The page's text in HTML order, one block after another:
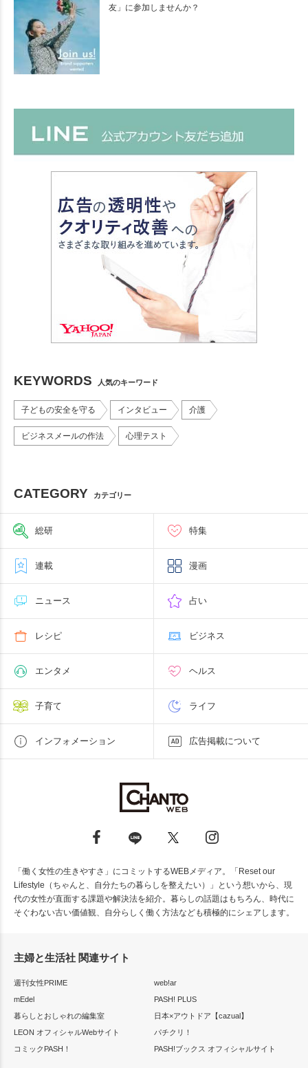
友」に参加しませんか？
KEYWORDS 人気のキーワード
子どもの安全を守る インタビュー 介護
ビジネスメールの作法 心理テスト
CATEGORY カテゴリー
総研 特集
連載 漫画
ニュース 占い
レシピ ビジネス
エンタメ ヘルス
子育て ライフ
インフォメーション 広告掲載について
「働く女性の生きやすさ」にコミットするWEBメディア。「Reset our
Lifestyle（ちゃんと、自分たちの暮らしを整えたい）」という想いから、現
代の女性が直面する課題や解決法を紹介。暮らしの話題はもちろん、時代に
そぐわない古い価値観、自分らしく働く方法なども積極的にシェアします。
主婦と生活社 関連サイト
週刊女性PRIME
web!ar
mEdel
PASH! PLUS
暮らしとおしゃれの編集室
日本×アウトドア【cazual】
LEON オフィシャルWebサイト
パチクリ！
コミックPASH！
PASH!ブックス オフィシャルサイト